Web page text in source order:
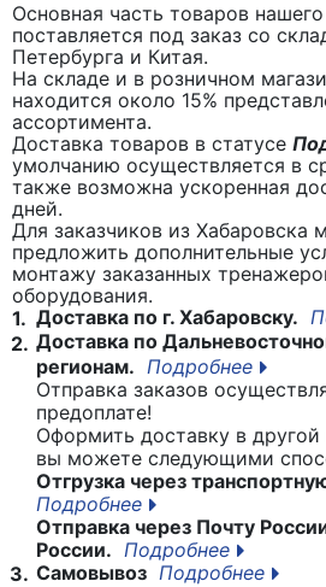
Основная часть товаров
поставляется под заказ со
Петербурга и Китая.
На складе и в розничном
находится около 15%
ассортимента.
Доставка товаров в статусе
умолчанию осуществляется в
также возможна ускоренная
дней.
Для заказчиков из
предложить дополнительные
монтажу заказанных
оборудования.
1. Доставка по г. Хабаровску.
2. Доставка по
регионам. Подробнее
Отправка заказов
предоплате!
Оформить доставку в другой
вы можете следующими
Отгрузка через
Подробнее
Отправка через Почту
России. Подробнее
3. Самовывоз Подробнее